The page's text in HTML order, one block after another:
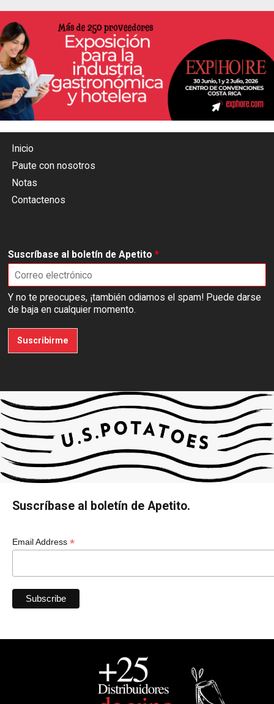
Inicio
Paute con nosotros
Notas
Contactenos
Suscríbase al boletín de Apetito *
Y no te preocupes, ¡también odiamos el spam! Puede darse
de baja en cualquier momento.
Suscribirme
Suscríbase al boletín de Apetito.
Email Address *